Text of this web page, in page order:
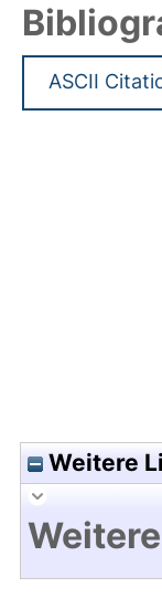
Weitere